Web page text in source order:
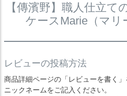
【傳濱野】職人仕立て
ケースMarie（マリ
レビューの投稿方法
商品詳細ページの「レビューを書く」
ニックネームをご記入ください。